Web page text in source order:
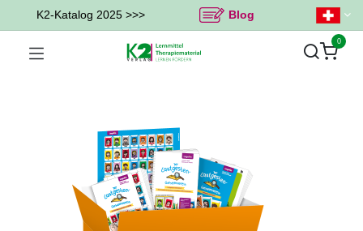
K2-Katalog 2025 >>> Blog
0